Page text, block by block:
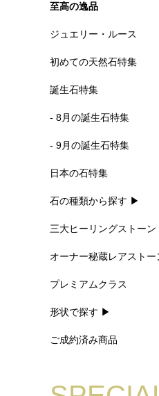
至高の逸品
ジュエリー・ルース
初めての天然石特集
誕生石特集
- 8月の誕生石特集
- 9月の誕生石特集
日本の石特集
石の種類から探す ▶
三大ヒーリングストーン
オーナー秘蔵レアストー
プレミアムクラス
形状で探す ▶
ご成約済み商品